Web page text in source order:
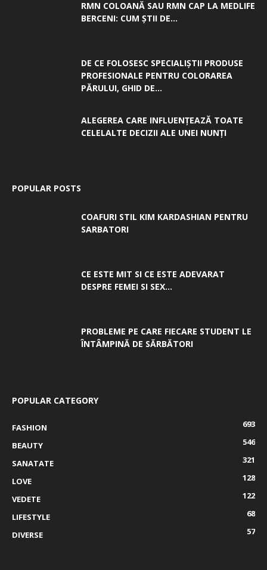
RMN COLOANĂ SAU RMN CAP LA MEDLIFE
BERCENI: CUM ȘTII DE...
DE CE FOLOSESC SPECIALIȘTII PRODUSE
PROFESIONALE PENTRU COLORAREA
PĂRULUI, GHID DE...
ALEGEREA CARE INFLUENȚEAZĂ TOATE
CELELALTE DECIZII ALE UNEI NUNȚI
POPULAR POSTS
COAFURI STIL KIM KARDASHIAN PENTRU
SARBATORI
CE ESTE MIT SI CE ESTE ADEVARAT
DESPRE FEMEI SI SEX...
PROBLEME PE CARE FIECARE STUDENT LE
ÎNTÂMPINĂ DE SĂRBĂTORI
POPULAR CATEGORY
FASHION
693
BEAUTY
546
SANATATE
321
LOVE
128
VEDETE
122
LIFESTYLE
68
DIVERSE
57